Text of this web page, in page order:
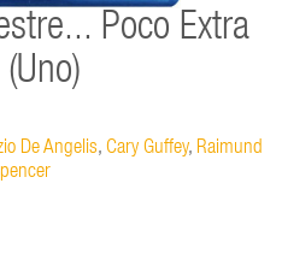
Poco Extra
De Angelis, Cary Guffey, Raimund